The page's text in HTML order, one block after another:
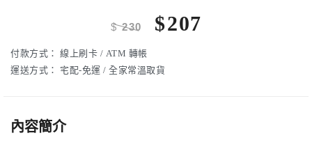
$230 $207
付款方式： 線上刷卡 / ATM 轉帳
運送方式：
宅配-免運 / 全家常溫取貨
內容簡介